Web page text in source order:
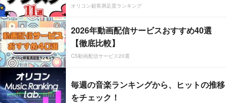
オリコン顧客満足度ランキング
2026年動画配信サービスおすすめ40選
【徹底比較】
CS動画配信サービス20選
毎週の音楽ランキングから、ヒットの推移
をチェック！